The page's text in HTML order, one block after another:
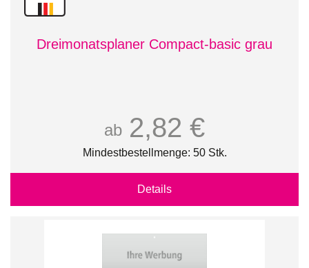
Dreimonatsplaner Compact-basic grau
ab 2,82 €
Mindestbestellmenge: 50 Stk.
Details